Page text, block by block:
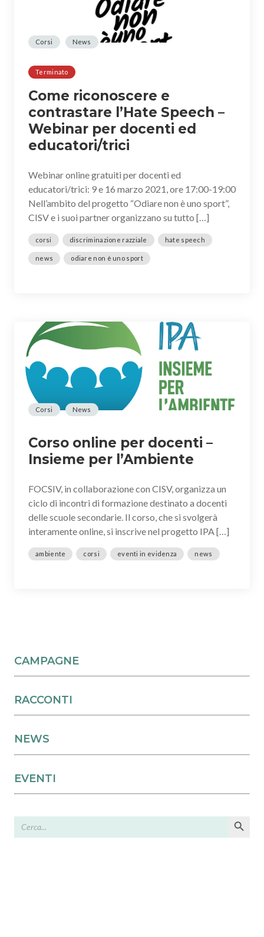
Corsi News
Terminato
Come riconoscere e
contrastare l’Hate Speech –
Webinar per docenti ed
educatori/trici
Webinar online gratuiti per docenti ed
educatori/trici: 9 e 16 marzo 2021, ore 17:00-19:00
Nell’ambito del progetto “Odiare non è uno sport”,
CISV e i suoi partner organizzano su tutto […]
corsi discriminazione razziale hate speech
news odiare non è uno sport
Corsi News
Corso online per docenti –
Insieme per l’Ambiente
FOCSIV, in collaborazione con CISV, organizza un
ciclo di incontri di formazione destinato a docenti
delle scuole secondarie. Il corso, che si svolgerà
interamente online, si inscrive nel progetto IPA […]
ambiente corsi eventi in evidenza news
CAMPAGNE
RACCONTI
NEWS
EVENTI
Search
for:
Search Button